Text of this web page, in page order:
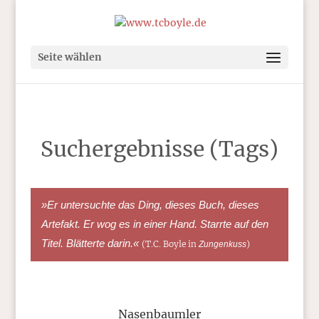
Seite wählen
Suchergebnisse (Tags)
»Er untersuchte das Ding, dieses Buch, dieses
Artefakt. Er wog es in einer Hand. Starrte auf den
Titel. Blätterte darin.« (T.C. Boyle in Zungenkuss)
Nasenbaumler